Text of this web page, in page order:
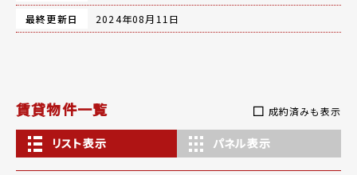
最終更新日
2024年08月11日
賃貸物件一覧 成約済みも表示
リスト表示 パネル表示